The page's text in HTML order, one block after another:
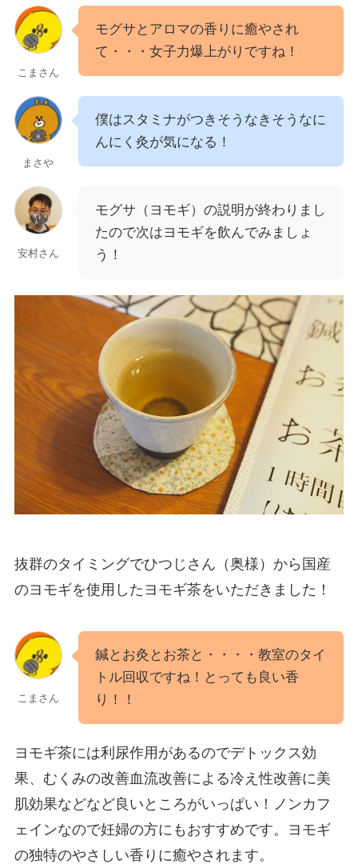
こまさん
モグサとアロマの香りに癒やされ
て・・・女子力爆上がりですね！
まさや
僕はスタミナがつきそうなきそうなに
んにく灸が気になる！
安村さん
モグサ（ヨモギ）の説明が終わりまし
たので次はヨモギを飲んでみましょ
う！
抜群のタイミングでひつじさん（奥様）から国産
のヨモギを使用したヨモギ茶をいただきました！
こまさん
鍼とお灸とお茶と・・・・教室のタイ
トル回収ですね！とっても良い香
り！！
ヨモギ茶には利尿作用があるのでデトックス効
果、むくみの改善血流改善による冷え性改善に美
肌効果などなど良いところがいっぱい！ノンカフ
ェインなので妊婦の方にもおすすめです。ヨモギ
の独特のやさしい香りに癒やされます。